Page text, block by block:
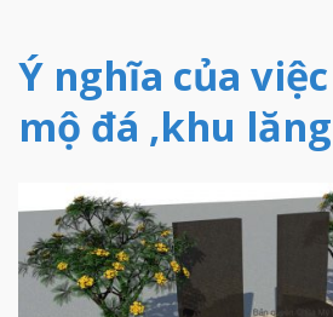
Ý nghĩa của
mộ đá ,khu